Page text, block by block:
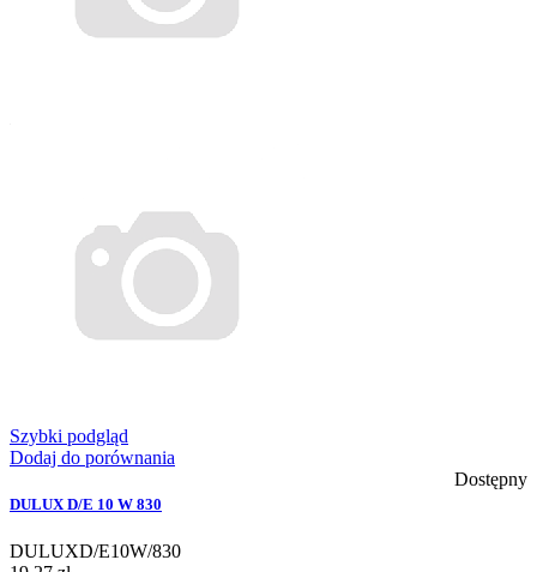
Szybki podgląd
Dodaj do porównania
Dostępny
DULUX D/E 10 W 830
DULUXD/E10W/830